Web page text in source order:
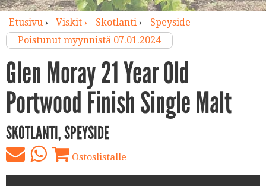
Etusivu› Viskit › Skotlanti›
Speyside
Poistunut myynnistä 07.01.2024
Glen Moray 21 Year Old
Portwood Finish Single Malt
SKOTLANTI, SPEYSIDE
Ostoslistalle